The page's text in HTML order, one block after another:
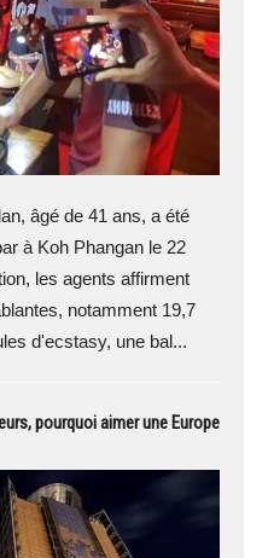
âgé de 41 ans, a été
à Koh Phangan le 22
les agents affirment
notamment 19,7
d'ecstasy, une bal...
pourquoi aimer une Europe